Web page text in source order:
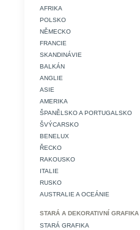
AFRIKA
POLSKO
NĚMECKO
FRANCIE
SKANDINÁVIE
BALKÁN
ANGLIE
ASIE
AMERIKA
ŠPANĚLSKO A PORTUGALSKO
ŠVÝCARSKO
BENELUX
ŘECKO
RAKOUSKO
ITALIE
RUSKO
AUSTRALIE A OCEÁNIE
STARÁ A DEKORATIVNÍ GRAFIKA
STARÁ GRAFIKA